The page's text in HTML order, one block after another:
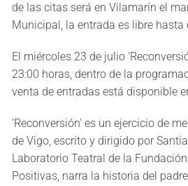
de las citas será en Vilamarín el
Municipal, la entrada es libre hasta
El miércoles 23 de julio
23:00 horas, dentro de la
venta de entradas está disponible
'Reconversión' es un ejercicio de
de Vigo, escrito y dirigido por
Laboratorio Teatral de la
Positivas, narra la historia del